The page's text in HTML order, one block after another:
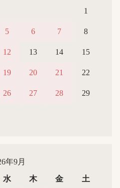
1
5 6 7 8
12 13 14 15
19 20 21 22
26 27 28 29
年9月
水 木 金 土